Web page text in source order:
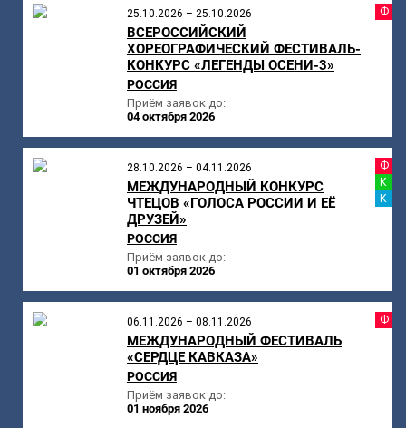
25.10.2026 – 25.10.2026
ВСЕРОССИЙСКИЙ
ХОРЕОГРАФИЧЕСКИЙ ФЕСТИВАЛЬ-
КОНКУРС «ЛЕГЕНДЫ ОСЕНИ-3»
РОССИЯ
Приём заявок до:
04 октября 2026
28.10.2026 – 04.11.2026
МЕЖДУНАРОДНЫЙ КОНКУРС
ЧТЕЦОВ «ГОЛОСА РОССИИ И ЕЁ
ДРУЗЕЙ»
РОССИЯ
Приём заявок до:
01 октября 2026
06.11.2026 – 08.11.2026
МЕЖДУНАРОДНЫЙ ФЕСТИВАЛЬ
«СЕРДЦЕ КАВКАЗА»
РОССИЯ
Приём заявок до:
01 ноября 2026